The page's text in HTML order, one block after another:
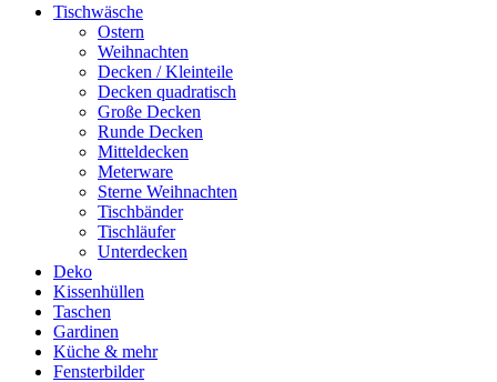
Tischwäsche
Ostern
Weihnachten
Decken / Kleinteile
Decken quadratisch
Große Decken
Runde Decken
Mitteldecken
Meterware
Sterne Weihnachten
Tischbänder
Tischläufer
Unterdecken
Deko
Kissenhüllen
Taschen
Gardinen
Küche & mehr
Fensterbilder